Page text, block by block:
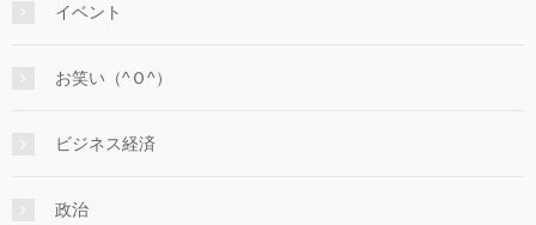
イベント
お笑い（^Ｏ^）
ビジネス経済
政治